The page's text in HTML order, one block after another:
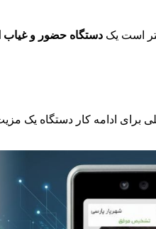
است یک دستگاه حضور و غیاب
برای ادامه کار دستگاه یک